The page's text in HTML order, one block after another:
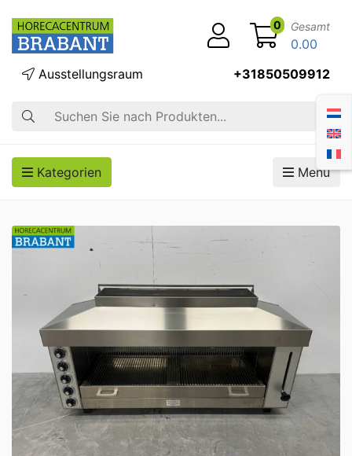
Suche
Ausstellungsraum +31850509912
0 Gesamt
0.00
Kategorien Menü